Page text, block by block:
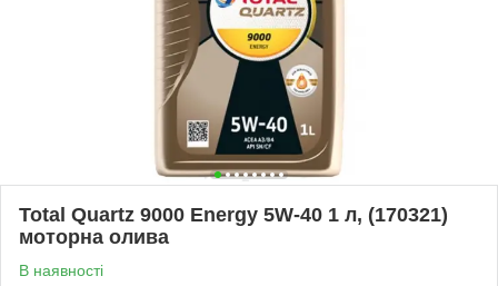
Total Quartz 9000 Energy 5W-40 1 л, (170321)
моторна олива
В наявності